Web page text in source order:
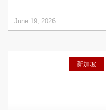
June 19, 2026
新加坡